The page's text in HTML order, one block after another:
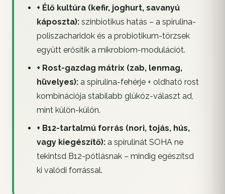
+ Élő kultúra (kefir, joghurt, savanyú
káposzta):szinbiotikus hatás – a spirulina-
poliszacharidok és a probiotikum-törzsek
együtt erősítik a mikrobiom-modulációt.
+ Rost-gazdag mátrix (zab, lenmag,
hüvelyes):a spirulina-fehérje + oldható rost
kombinációja stabilabb glükóz-választ ad,
mint külön-külön.
+ B12-tartalmú forrás (nori, tojás, hús,
vagy kiegészítő):a spirulinát SOHA ne
tekintsd B12-pótlásnak – mindig egészítsd
ki valódi forrással.